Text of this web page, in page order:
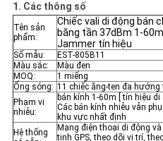
1. Các thông số
Tên sản
phẩm:
Chiếc vali di động bán
băng tần 37dBm 1-
Jammer tín hiệu
Số mẫu:
EST-805B11
Màu sắc:
Màu đen
MOQ:
1 miếng
Ống sóng: 11 chiếc ăng-ten đa hướng
Phạm vi
nhiễu:
bán kính 1-60m [ tín hiệu
Các bán kính nhiễu vẫn
khu vực nhất định
Hệ thống
Mạng điện thoại di động
tinh GPS, theo dõi vị trí,